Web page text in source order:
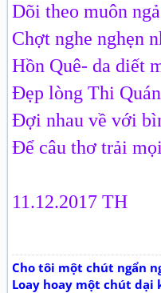
Dõi theo muôn
Chợt nghe nghẹn
Hồn Quê- da diết
Đẹp lòng Thi
Đợi nhau về với
Để câu thơ trải
11.12.2017 TH
Cho tôi một chút ngẩn
Loay hoay một chút dại